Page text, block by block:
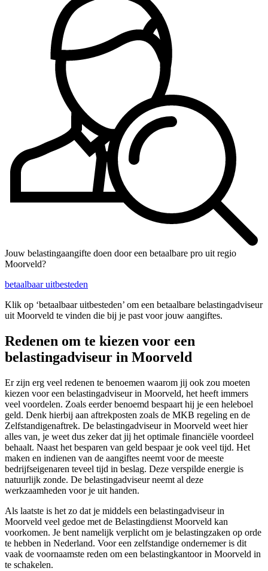
Jouw belastingaangifte doen door een betaalbare pro uit regio
Moorveld?
betaalbaar uitbesteden
Klik op ‘betaalbaar uitbesteden’ om een betaalbare belastingadviseur
uit Moorveld te vinden die bij je past voor jouw aangiftes.
Redenen om te kiezen voor een
belastingadviseur in Moorveld
Er zijn erg veel redenen te benoemen waarom jij ook zou moeten
kiezen voor een belastingadviseur in Moorveld, het heeft immers
veel voordelen. Zoals eerder benoemd bespaart hij je een heleboel
geld. Denk hierbij aan aftrekposten zoals de MKB regeling en de
Zelfstandigenaftrek. De belastingadviseur in Moorveld weet hier
alles van, je weet dus zeker dat jij het optimale financiële voordeel
behaalt. Naast het besparen van geld bespaar je ook veel tijd. Het
maken en indienen van de aangiftes neemt voor de meeste
bedrijfseigenaren teveel tijd in beslag. Deze verspilde energie is
natuurlijk zonde. De belastingadviseur neemt al deze
werkzaamheden voor je uit handen.
Als laatste is het zo dat je middels een belastingadviseur in
Moorveld veel gedoe met de Belastingdienst Moorveld kan
voorkomen. Je bent namelijk verplicht om je belastingzaken op orde
te hebben in Nederland. Voor een zelfstandige ondernemer is dit
vaak de voornaamste reden om een belastingkantoor in Moorveld in
te schakelen.